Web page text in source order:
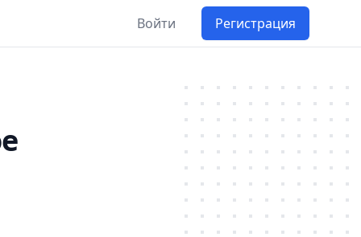
Войти Регистрация